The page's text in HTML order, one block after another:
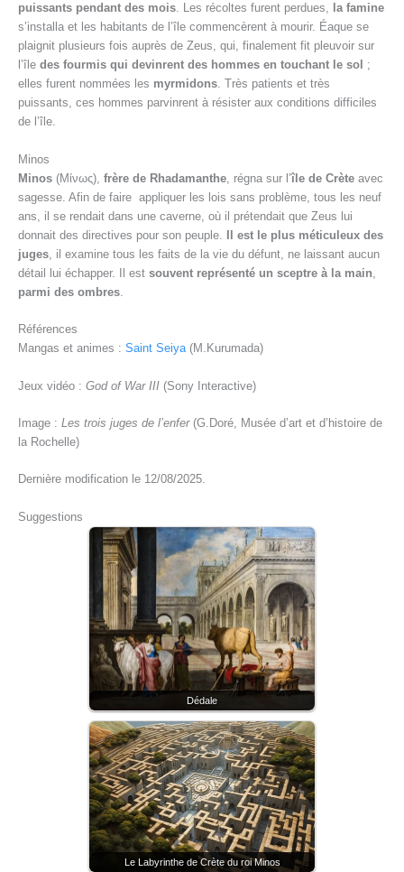
puissants pendant des mois. Les récoltes furent perdues, la famine
s’installa et les habitants de l’île commencèrent à mourir. Éaque se
plaignit plusieurs fois auprès de Zeus, qui, finalement fit pleuvoir sur
l’île des fourmis qui devinrent des hommes en touchant le sol ;
elles furent nommées les myrmidons. Très patients et très
puissants, ces hommes parvinrent à résister aux conditions difficiles
de l’île.
Minos
Minos (Μίνως), frère de Rhadamanthe , régna sur l’île de Crète avec
sagesse. Afin de faire appliquer les lois sans problème, tous les neuf
ans, il se rendait dans une caverne, où il prétendait que Zeus lui
donnait des directives pour son peuple.
Il est le plus méticuleux des
juges , il examine tous les faits de la vie du défunt, ne laissant aucun
détail lui échapper. Il est souvent représenté un sceptre à la main
parmi des ombres
Références
Mangas et animes : Saint Seiya(M.Kurumada)
Jeux vidéo : God of War III (Sony Interactive)
Image : Les trois juges de l’enfer(G.Doré, Musée d’art et d’histoire de
la Rochelle)
Dernière modification le 12/08/2025.
Suggestions
Dédale
Le Labyrinthe de Crète du roi Minos